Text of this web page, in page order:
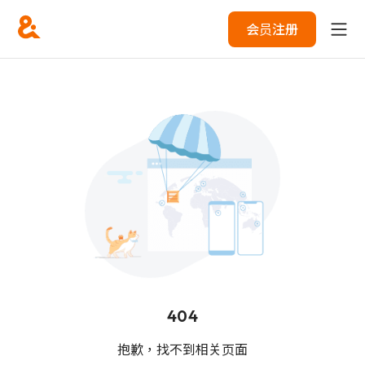
会员注册
404
抱歉，找不到相关页面